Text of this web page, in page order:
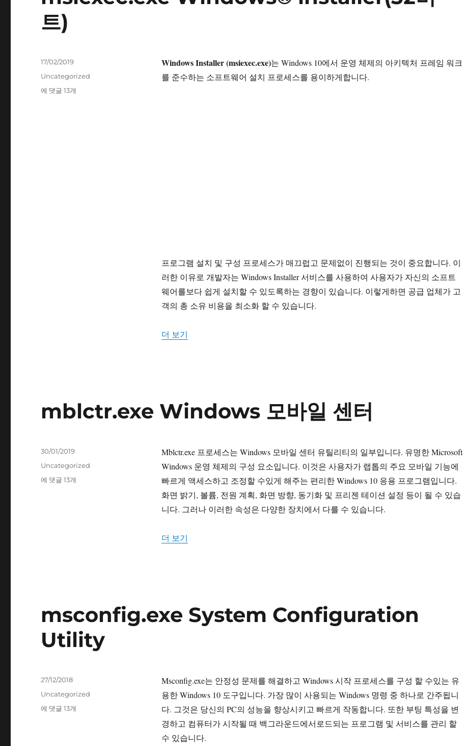
트)
Windows Installer (msiexec.exe)는 Windows 10에서 운영 체제의 아키텍처 프레임 워크
를 준수하는 소프트웨어 설치 프로세스를 용이하게합니다.
프로그램 설치 및 구성 프로세스가 매끄럽고 문제없이 진행되는 것이 중요합니다. 이
러한 이유로 개발자는 Windows Installer 서비스를 사용하여 사용자가 자신의 소프트
웨어를보다 쉽게 ​​설치할 수 있도록하는 경향이 있습니다. 이렇게하면 공급 업체가 고
객의 총 소유 비용을 최소화 할 수 있습니다.
더 보기
작
자
17/02/2019
카
테
Uncategorized
msiexec.exe
에 댓글 13개
mblctr.exe Windows 모바일 센터
Mblctr.exe 프로세스는 Windows 모바일 센터 유틸리티의 일부입니다. 유명한 Microsoft
Windows 운영 체제의 구성 요소입니다. 이것은 사용자가 랩톱의 주요 모바일 기능에
빠르게 액세스하고 조정할 수있게 해주는 편리한 Windows 10 응용 프로그램입니다.
화면 밝기, 볼륨, 전원 계획, 화면 방향, 동기화 및 프리젠 테이션 설정 등이 될 수 있습
니다. 그러나 이러한 속성은 다양한 장치에서 다를 수 있습니다.
더 보기
작
자
30/01/2019
카
테
Uncategorized
mblctr.exe
에 댓글 13개
msconfig.exe System Configuration
Utility
Msconfig.exe는 안정성 문제를 해결하고 Windows 시작 프로세스를 구성 할 수있는 유
용한 Windows 10 도구입니다. 가장 많이 사용되는 Windows 명령 중 하나로 간주됩니
다. 그것은 당신의 PC의 성능을 향상시키고 빠르게 작동합니다. 또한 부팅 특성을 변
경하고 컴퓨터가 시작될 때 백그라운드에서로드되는 프로그램 및 서비스를 관리 할
수 ​​있습니다.
작
자
27/12/2018
카
테
Uncategorized
msconfig.exe
에 댓글 13개